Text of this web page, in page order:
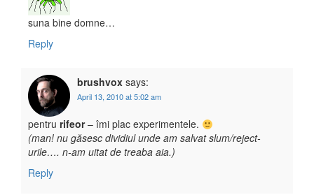
suna bine domne…
Reply
brushvox says:
April 13, 2010 at 5:02 am
pentru rifeor– îmi plac experimentele.
(man! nu găsesc dividiul unde am salvat slum/reject-
urile…. n-am uitat de treaba aia.)
Reply